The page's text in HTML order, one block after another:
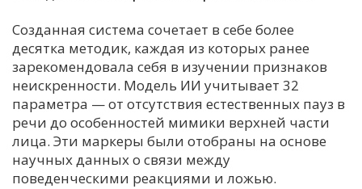
М
Н
Ч
Я
Созданная система сочетает в себе более
десятка методик, каждая из которых ранее
зарекомендовала себя в изучении признаков
неискренности. Модель ИИ учитывает 32
параметра — от отсутствия естественных пауз в
речи до особенностей мимики верхней части
лица. Эти маркеры были отобраны на основе
научных данных о связи между
поведенческими реакциями и ложью.